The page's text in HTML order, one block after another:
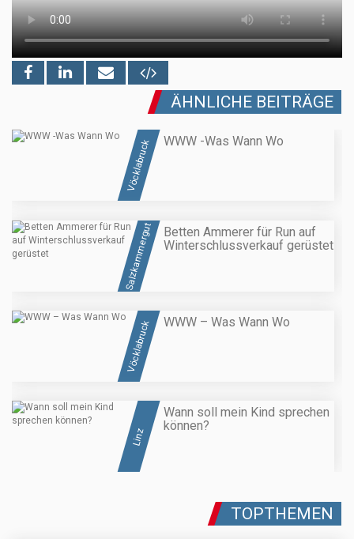
ÄHNLICHE BEITRÄGE
Vöcklabruck WWW -Was Wann Wo
Salzkammergut
Betten Ammerer für Run auf
Winterschlussverkauf gerüstet
Vöcklabruck WWW – Was Wann Wo
Linz
Wann soll mein Kind sprechen
können?
TOPTHEMEN